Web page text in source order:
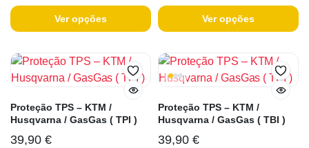
Ver opções Ver opções
Proteção TPS – KTM /
Husqvarna / GasGas ( TPI )
39,90 €
Proteção TPS – KTM /
Husqvarna / GasGas ( TBI )
39,90 €